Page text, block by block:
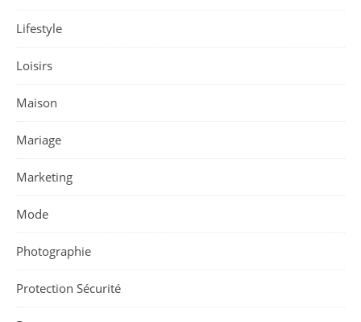
Lifestyle
Loisirs
Maison
Mariage
Marketing
Mode
Photographie
Protection Sécurité